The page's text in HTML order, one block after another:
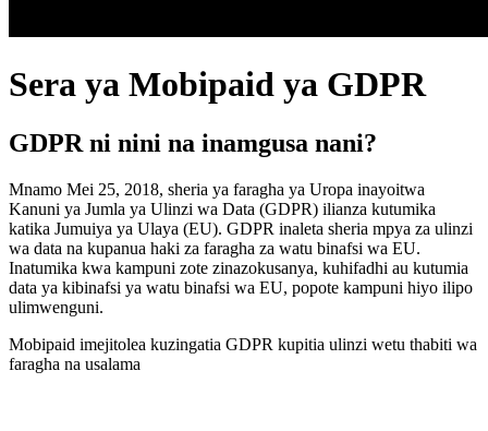
Sera ya Mobipaid ya GDPR
GDPR ni nini na inamgusa nani?
Mnamo Mei 25, 2018, sheria ya faragha ya Uropa inayoitwa
Kanuni ya Jumla ya Ulinzi wa Data (GDPR) ilianza kutumika
katika Jumuiya ya Ulaya (EU). GDPR inaleta sheria mpya za ulinzi
wa data na kupanua haki za faragha za watu binafsi wa EU.
Inatumika kwa kampuni zote zinazokusanya, kuhifadhi au kutumia
data ya kibinafsi ya watu binafsi wa EU, popote kampuni hiyo ilipo
ulimwenguni.
Mobipaid imejitolea kuzingatia GDPR kupitia ulinzi wetu thabiti wa
faragha na usalama